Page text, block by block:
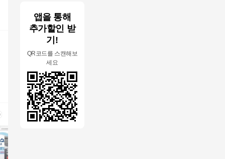
앱을 통해
추가할인 받
기!
QR코드를 스캔해보
세요